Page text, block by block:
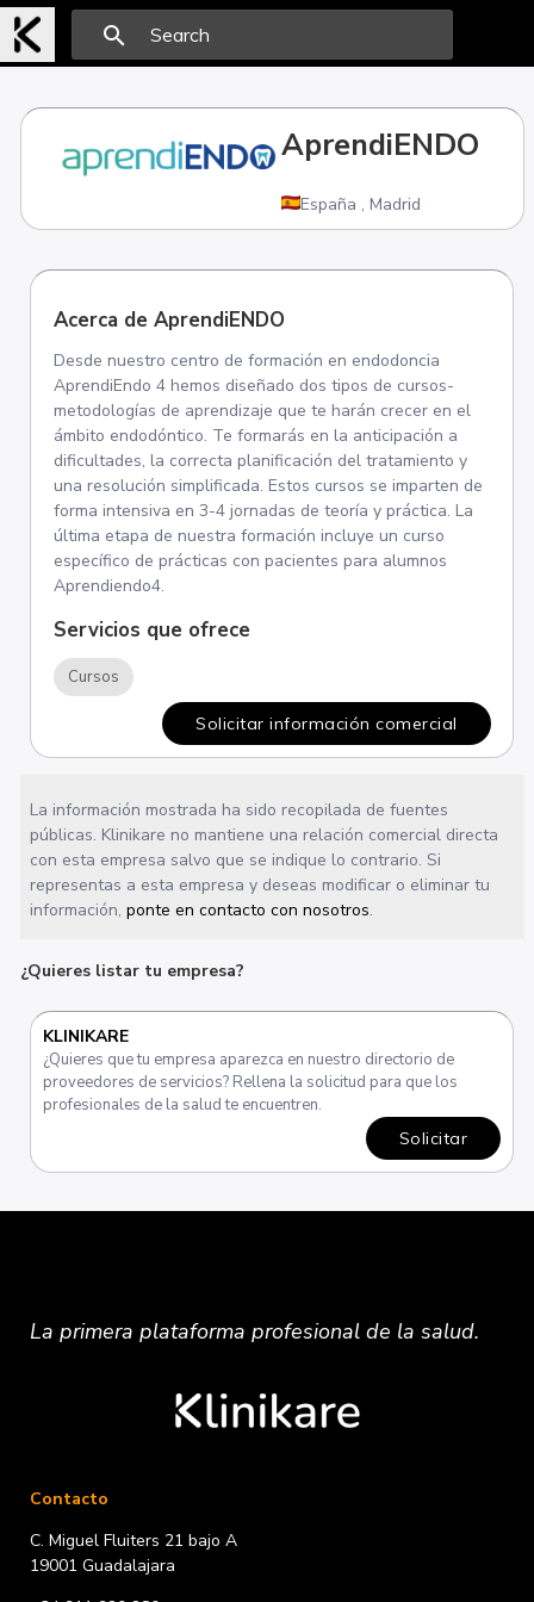
search
AprendiENDO
España , Madrid
Acerca de AprendiENDO
Desde nuestro centro de formación en endodoncia
AprendiEndo 4 hemos diseñado dos tipos de cursos-
metodologías de aprendizaje que te harán crecer en el
ámbito endodóntico. Te formarás en la anticipación a
dificultades, la correcta planificación del tratamiento y
una resolución simplificada. Estos cursos se imparten de
forma intensiva en 3-4 jornadas de teoría y práctica. La
última etapa de nuestra formación incluye un curso
específico de prácticas con pacientes para alumnos
Aprendiendo4.
Servicios que ofrece
Cursos
Solicitar información comercial
La información mostrada ha sido recopilada de fuentes
públicas. Klinikare no mantiene una relación comercial directa
con esta empresa salvo que se indique lo contrario. Si
representas a esta empresa y deseas modificar o eliminar tu
información,ponte en contacto con nosotros.
¿Quieres listar tu empresa?
KLINIKARE
¿Quieres que tu empresa aparezca en nuestro directorio de
proveedores de servicios? Rellena la solicitud para que los
profesionales de la salud te encuentren.
Solicitar
La primera plataformaprofesionalde la salud.
Contacto
C. Miguel Fluiters 21 bajo A
19001 Guadalajara